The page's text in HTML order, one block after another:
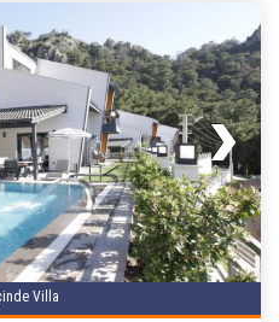
Villa